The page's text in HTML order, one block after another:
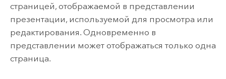
страницей, отображаемой в представлении
презентации, используемой для просмотра или
редактирования. Одновременно в
представлении может отображаться только одна
страница.